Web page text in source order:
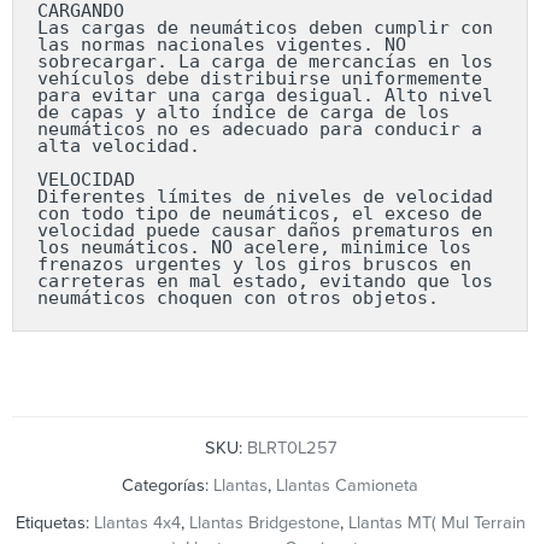
CARGANDO
Las cargas de neumáticos deben cumplir con
las normas nacionales vigentes. NO
sobrecargar. La carga de mercancías en los
vehículos debe distribuirse uniformemente
para evitar una carga desigual. Alto nivel
de capas y alto índice de carga de los
neumáticos no es adecuado para conducir a
alta velocidad.
VELOCIDAD
Diferentes límites de niveles de velocidad
con todo tipo de neumáticos, el exceso de
velocidad puede causar daños prematuros en
los neumáticos. NO acelere, minimice los
frenazos urgentes y los giros bruscos en
carreteras en mal estado, evitando que los
neumáticos choquen con otros objetos.
SKU: BLRT0L257
Categorías: Llantas, Llantas Camioneta
Etiquetas: Llantas 4x4, Llantas Bridgestone, Llantas MT( Mul Terrain